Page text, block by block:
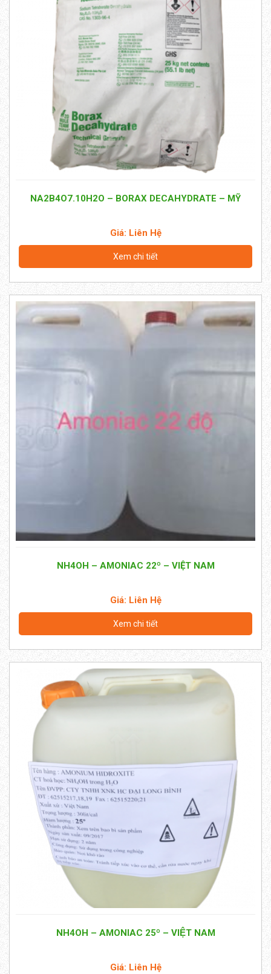
NA2B4O7.10H2O – BORAX DECAHYDRATE – MỸ
Giá: Liên Hệ
Xem chi tiết
NH4OH – AMONIAC 22º – VIỆT NAM
Giá: Liên Hệ
Xem chi tiết
NH4OH – AMONIAC 25º – VIỆT NAM
Giá: Liên Hệ